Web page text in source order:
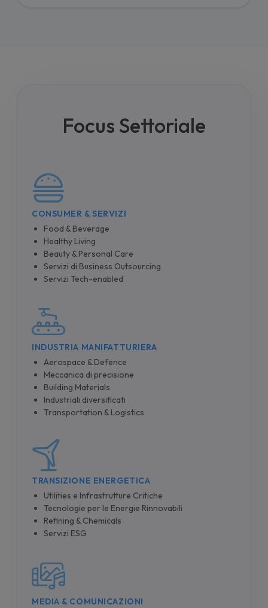
Focus Settoriale
CONSUMER & SERVIZI
Food & Beverage
Healthy Living
Beauty & Personal Care
Servizi di Business Outsourcing
Servizi Tech-enabled
INDUSTRIA MANIFATTURIERA
Aerospace & Defence
Meccanica di precisione
Building Materials
Industriali diversificati
Transportation & Logistics
TRANSIZIONE ENERGETICA
Utilities e Infrastrutture Critiche
Tecnologie per le Energie Rinnovabili
Refining & Chemicals
Servizi ESG
MEDIA & COMUNICAZIONI